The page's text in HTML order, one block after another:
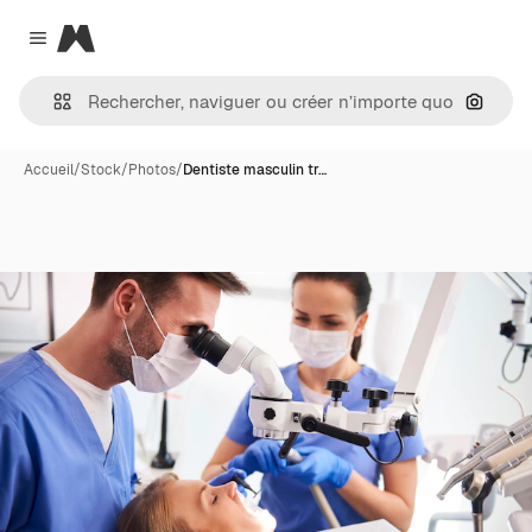
Close menu
Magnific
Accueil/Stock/Photos/Dentiste masculin tr…